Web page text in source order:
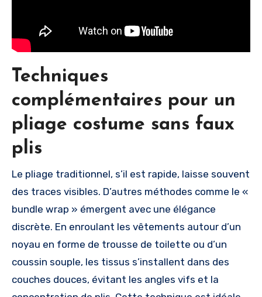
Techniques
complémentaires pour un
pliage costume sans faux
plis
Le pliage traditionnel, s’il est rapide, laisse souvent
des traces visibles. D’autres méthodes comme le «
bundle wrap » émergent avec une élégance
discrète. En enroulant les vêtements autour d’un
noyau en forme de trousse de toilette ou d’un
coussin souple, les tissus s’installent dans des
couches douces, évitant les angles vifs et la